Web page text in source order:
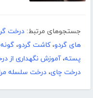
جستجوهای مرتبط: درخت
های گردو،کاشت گردو،
پسته،آموزش نگهداری از
درخت چای، درخت سلسله